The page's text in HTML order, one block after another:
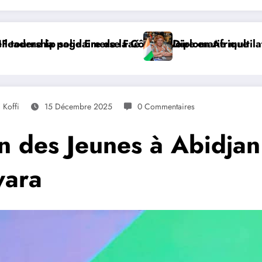
en Afriquemultilatérale : à Addis-Abeba, SE Mme 𝐉𝐎𝐉
Koffi 15 Décembre 2025 0 Commentaires
des Jeunes à